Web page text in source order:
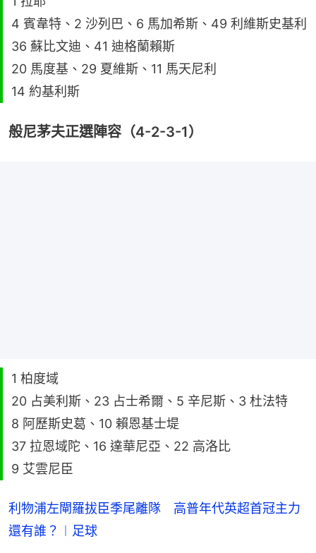
4 賓韋特、2 沙列巴、6 馬加希斯、49 利維斯史基利
36 蘇比文迪、41 迪格蘭賴斯
20 馬度基、29 夏維斯、11 馬天尼利
14 約基利斯
般尼茅夫正選陣容（4-2-3-1）
1 柏度域
20 占美利斯、23 占士希爾、5 辛尼斯、3 杜法特
8 阿歷斯史葛、10 賴恩基士堤
37 拉恩域陀、16 達華尼亞、22 高洛比
9 艾雲尼臣
利物浦左閘羅拔臣季尾離隊 高普年代英超首冠主力
還有誰？︱足球